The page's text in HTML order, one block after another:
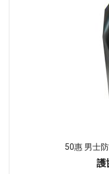
50惠 男士
護